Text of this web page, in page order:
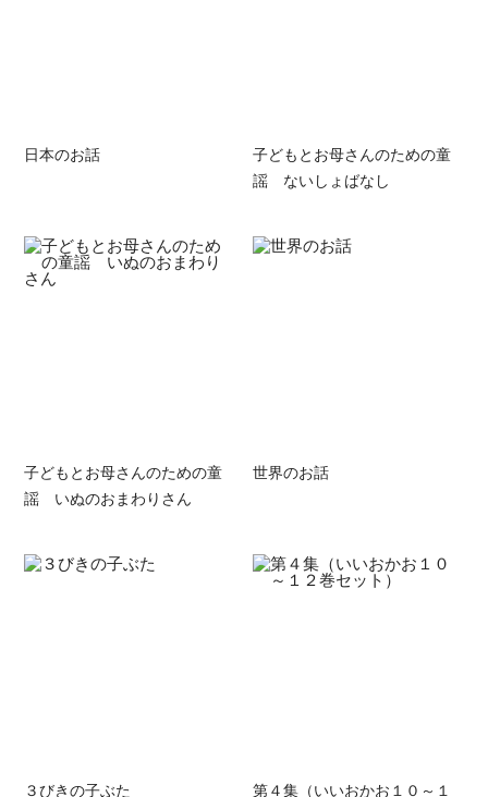
日本のお話
子どもとお母さんのための童
謡 ないしょばなし
子どもとお母さんのための童
謡 いぬのおまわりさん
世界のお話
３びきの子ぶた 第４集（いいおかお１０～１